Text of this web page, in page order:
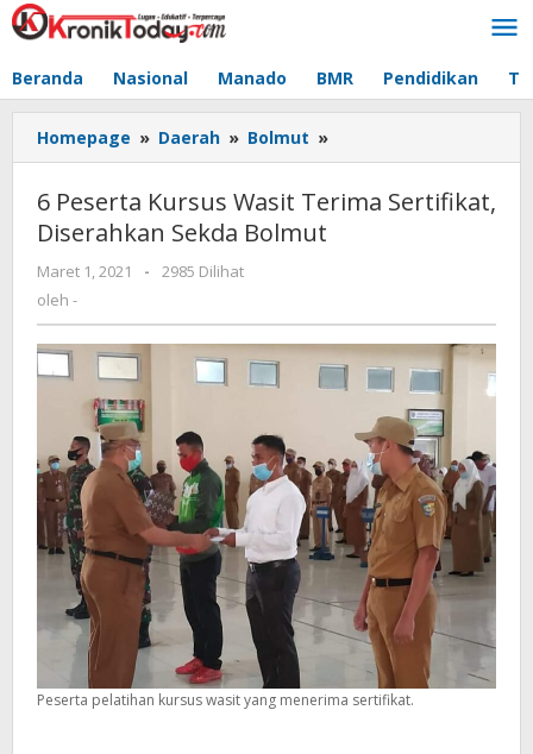
Lewati
ke
Beranda Nasional Manado BMR Pendidikan
Homepage » Daerah » Bolmut »
Peserta
Wasit
6 Peserta Kursus Wasit Terima Sertifikat,
Diserahkan Sekda Bolmut
Maret 1, 2021
oleh
-
2985 Dilihat
oleh -
Peserta pelatihan kursus wasit yang menerima sertifikat.